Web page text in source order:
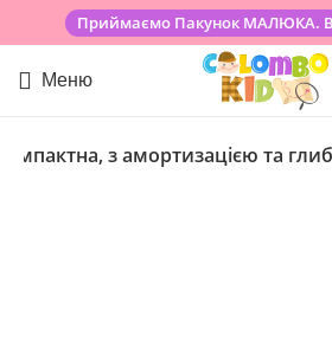
Приймаємо Пакунок МАЛЮКА.
Меню
з амортизацією та